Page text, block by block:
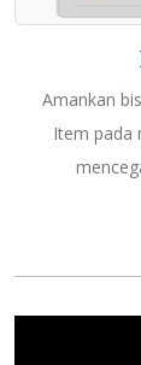
Amankan
Item pada